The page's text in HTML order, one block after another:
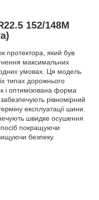
152/148M
протектора, який був
максимальних
умовах. Ця модель
типах дорожнього
і оптимізована форма
рівномірний
експлуатації шини.
швидке осушення
покращуючи
безпеку.